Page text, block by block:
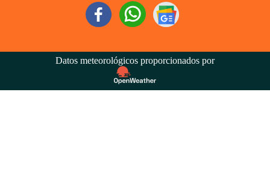
Datos meteorológicos proporcionados por